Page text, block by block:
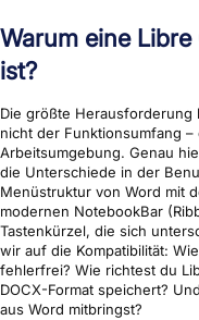
Warum eine
ist?
Die größte Herausforderung
nicht der Funktionsumfang
Arbeitsumgebung. Genau
die Unterschiede in der
Menüstruktur von Word mit
modernen NotebookBar
Tastenkürzel, die sich
wir auf die Kompatibilität:
fehlerfrei? Wie richtest du
DOCX-Format speichert?
aus Word mitbringst?